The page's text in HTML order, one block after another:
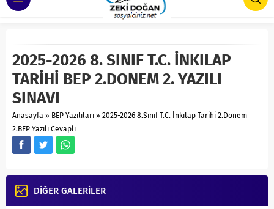
2025-2026 8. SINIF T.C. İNKILAP
TARİHİ BEP 2.DONEM 2. YAZILI
SINAVI
Anasayfa » BEP Yazılıları » 2025-2026 8.Sınıf T.C. İnkılap Tarihi 2.Dönem
2.BEP Yazılı Cevaplı
DİĞER GALERİLER